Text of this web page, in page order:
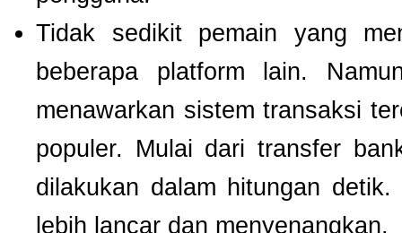
Tidak sedikit pemain yang
beberapa platform lain.
menawarkan sistem transaksi
populer. Mulai dari transfer
dilakukan dalam hitungan
lebih lancar dan menyenangkan.